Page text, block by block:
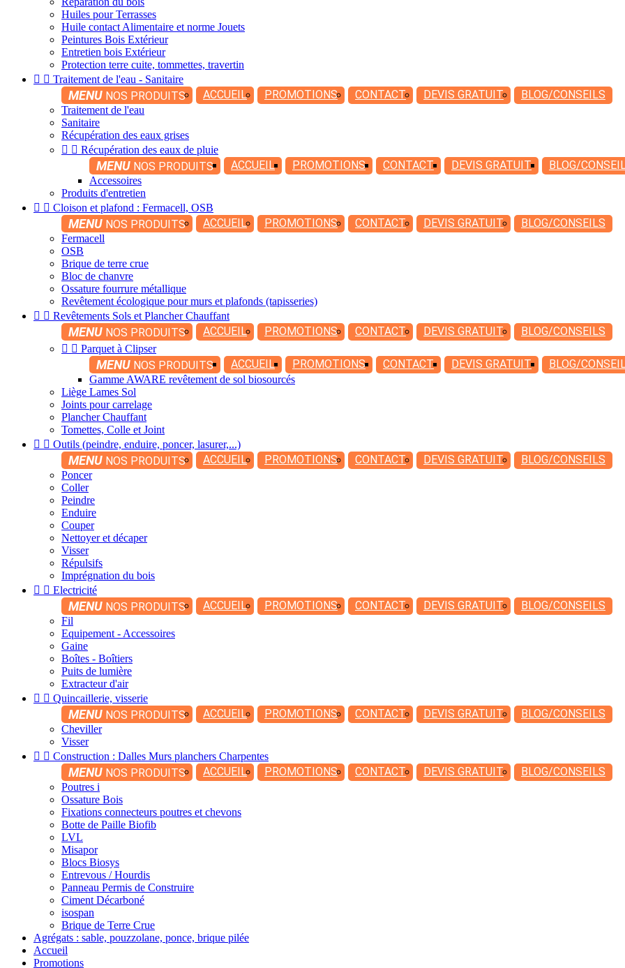
Huiles pour Terrasses
Huile contact Alimentaire et norme Jouets
Peintures Bois Extérieur
Entretien bois Extérieur
Protection terre cuite, tommettes, travertin
  Traitement de l'eau - Sanitaire
MENU NOS PRODUITS ACCUEIL PROMOTIONS CONTACT DEVIS GRATUIT BLOG/CONSEILS
Traitement de l'eau
Sanitaire
Récupération des eaux grises
  Récupération des eaux de pluie
MENU NOS PRODUITS ACCUEIL PROMOTIONS CONTACT DEVIS GRATUIT BLOG/
Accessoires
Produits d'entretien
  Cloison et plafond : Fermacell, OSB
MENU NOS PRODUITS ACCUEIL PROMOTIONS CONTACT DEVIS GRATUIT BLOG/CONSEILS
Fermacell
OSB
Brique de terre crue
Bloc de chanvre
Ossature fourrure métallique
Revêtement écologique pour murs et plafonds (tapisseries)
  Revêtements Sols et Plancher Chauffant
MENU NOS PRODUITS ACCUEIL PROMOTIONS CONTACT DEVIS GRATUIT BLOG/CONSEILS
  Parquet à Clipser
MENU NOS PRODUITS ACCUEIL PROMOTIONS CONTACT DEVIS GRATUIT BLOG/
Gamme AWARE revêtement de sol biosourcés
Liège Lames Sol
Joints pour carrelage
Plancher Chauffant
Tomettes, Colle et Joint
  Outils (peindre, enduire, poncer, lasurer,...)
MENU NOS PRODUITS ACCUEIL PROMOTIONS CONTACT DEVIS GRATUIT BLOG/CONSEILS
Poncer
Coller
Peindre
Enduire
Couper
Nettoyer et décaper
Visser
Répulsifs
Imprégnation du bois
  Electricité
MENU NOS PRODUITS ACCUEIL PROMOTIONS CONTACT DEVIS GRATUIT BLOG/CONSEILS
Fil
Equipement - Accessoires
Gaine
Boîtes - Boîtiers
Puits de lumière
Extracteur d'air
  Quincaillerie, visserie
MENU NOS PRODUITS ACCUEIL PROMOTIONS CONTACT DEVIS GRATUIT BLOG/CONSEILS
Cheviller
Visser
  Construction : Dalles Murs planchers Charpentes
MENU NOS PRODUITS ACCUEIL PROMOTIONS CONTACT DEVIS GRATUIT BLOG/CONSEILS
Poutres i
Ossature Bois
Fixations connecteurs poutres et chevons
Botte de Paille Biofib
LVL
Misapor
Blocs Biosys
Entrevous / Hourdis
Panneau Permis de Construire
Ciment Décarboné
isospan
Brique de Terre Crue
Agrégats : sable, pouzzolane, ponce, brique pilée
Accueil
Promotions